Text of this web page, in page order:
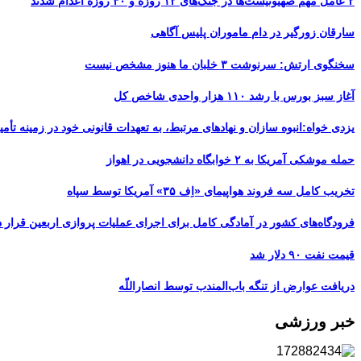
سارقان زورگیر در دام ماموران پلیس آگاهی
سخنگوی ارتش: سرنوشت ۳ خلبان ما هنوز مشخص نیست
آغاز سبز بورس با رشد ۱۱۰ هزار واحدی شاخص کل
یزدی خواه:انبوه سازان و نهادهای مرتبط، به تعهدات قانونی خود در زمینه
حمله موشکی آمریکا به ۲ خوابگاه دانشجویی در اهواز
تخریب کامل سه فروند هواپیمای «اِف ۳۵» آمریکا توسط سپاه
فرودگاه‌های کشور در آمادگی کامل برای اجرای عملیات پروازی اربعین قرار
قیمت نفت ۹۰ دلار شد
دریافت عوارض از تنگه باب‌المندب توسط انصاراللّه
خبر ورزشی